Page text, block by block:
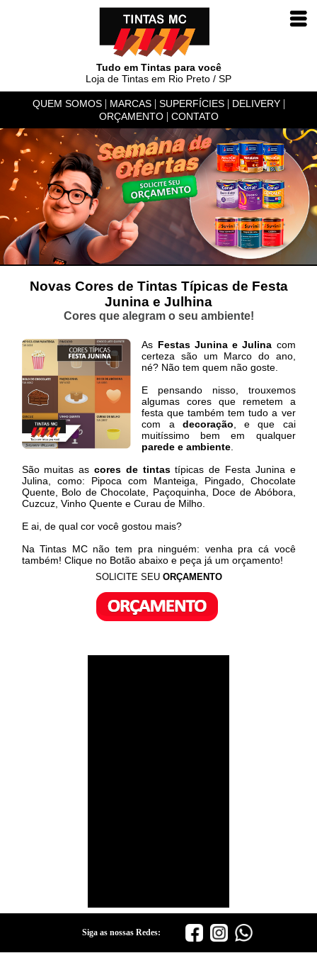
Tudo em Tintas para você
Loja de Tintas em Rio Preto / SP
QUEM SOMOS| MARCAS| SUPERFÍCIES| DELIVERY|
ORÇAMENTO| CONTATO
Novas Cores de Tintas Típicas de Festa
Junina e Julhina
Cores que alegram o seu ambiente!
As Festas Junina e Julina com
certeza são um Marco do ano,
né? Não tem quem não goste.
E pensando nisso, trouxemos
algumas cores que remetem a
festa que também tem tudo a ver
com a decoração , e que cai
muitíssimo bem em qualquer
parede e ambiente
São muitas as cores de tintastípicas de Festa Junina e
Julina, como: Pipoca com Manteiga, Pingado, Chocolate
Quente, Bolo de Chocolate, Paçoquinha, Doce de Abóbora,
Cuzcuz, Vinho Quente e Curau de Milho.
E ai, de qual cor você gostou mais?
Na Tintas MC não tem pra ninguém: venha pra cá você
também! Clique no Botão abaixo e peça já um orçamento!
SOLICITE SEU ORÇAMENTO
Siga as nossas Redes: